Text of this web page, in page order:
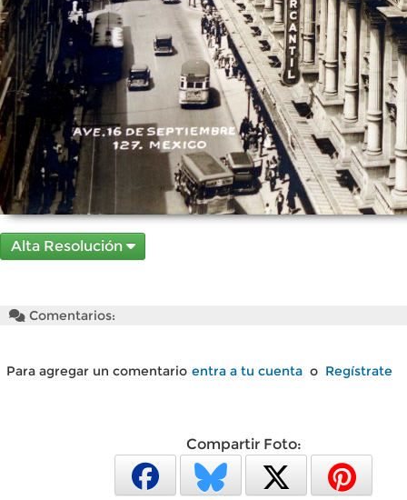
Alta Resolución
Comentarios:
Para agregar un comentario entra a tu cuenta o Regístrate
Compartir Foto: